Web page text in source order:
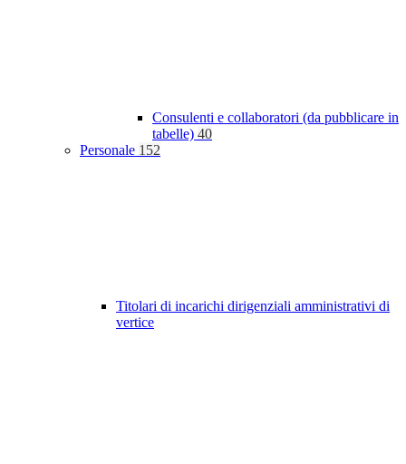
Consulenti e collaboratori (da pubblicare in
tabelle) 40
Personale 152
Titolari di incarichi dirigenziali amministrativi di
vertice